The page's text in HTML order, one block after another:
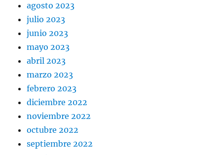
agosto 2023
julio 2023
junio 2023
mayo 2023
abril 2023
marzo 2023
febrero 2023
diciembre 2022
noviembre 2022
octubre 2022
septiembre 2022